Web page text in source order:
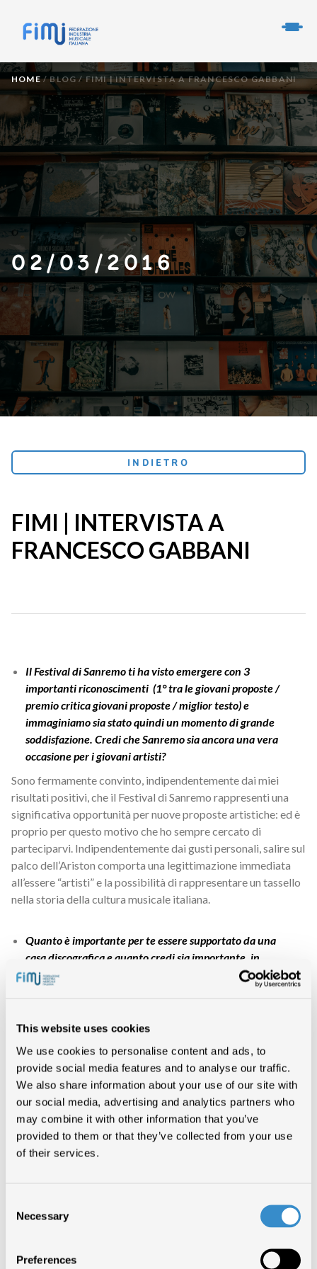
This website uses cookies
We use cookies to personalise content and ads, to
provide social media features and to analyse our traffic.
We also share information about your use of our site with
our social media, advertising and analytics partners who
may combine it with other information that you’ve
provided to them or that they’ve collected from your use
of their services.
Selection
Necessary
Preferences
HOME/BLOG / FIMI | INTERVISTA A FRANCESCO GABBANI
02/03/2016
INDIETRO
FIMI | INTERVISTA A
FRANCESCO GABBANI
Il Festival di Sanremo ti ha visto emergere con 3
importanti riconoscimenti (1° tra le giovani proposte /
premio critica giovani proposte / miglior testo) e
immaginiamo sia stato quindi un momento di grande
soddisfazione. Credi che Sanremo sia ancora una vera
occasione per i giovani artisti?
Sono fermamente convinto, indipendentemente dai miei
risultati positivi, che il Festival di Sanremo rappresenti una
significativa opportunità per nuove proposte artistiche: ed è
proprio per questo motivo che ho sempre cercato di
parteciparvi. Indipendentemente dai gusti personali, salire sul
palco dell’Ariston comporta una legittimazione immediata
all’essere “artisti” e la possibilità di rappresentare un tassello
nella storia della cultura musicale italiana.
Quanto è importante per te essere supportato da una
casa discografica e quanto credi sia importante, in
generale, per un artista emergente poter contare su
casa discografica che possa essere determinante nella
gestione della complessità produttiva, promozionale e
logistica di un progetto, purché lo faccia con onestà e
rispetto del senso artistico: io mi sento molto fortunato
nell’essere rappresentato daBMG Rights Management.
Va da sé che, se non non ci sono le idee da parte dell’artista,
l’etichetta può far ben poco.
dell’Ariston, in molti hanno sottolineato questo aspetto
per apportare ulteriore valore al tuo successo; nella tua
utilizzare nuove tecnologie e i nuovi canali di